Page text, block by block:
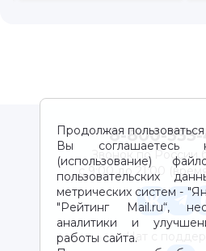
Продолжая
Вы соглашаетесь
(использование)
пользовательских
метрических систем -
"Рейтинг Mail.ru“,
аналитики и
работы сайта.
8-800-
Звонок по России
с 9:00 до 21:00
Чат с